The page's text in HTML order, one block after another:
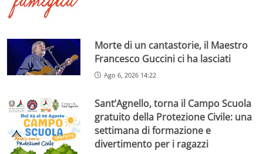
Morte di un cantastorie, il Maestro
Francesco Guccini ci ha lasciati
Ago 6, 2026 14:22
Sant’Agnello, torna il Campo Scuola
gratuito della Protezione Civile: una
settimana di formazione e
divertimento per i ragazzi